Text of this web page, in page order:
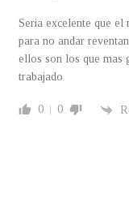
Seria excelente que el
para no andar
ellos son los que mas
trabajado
0 0